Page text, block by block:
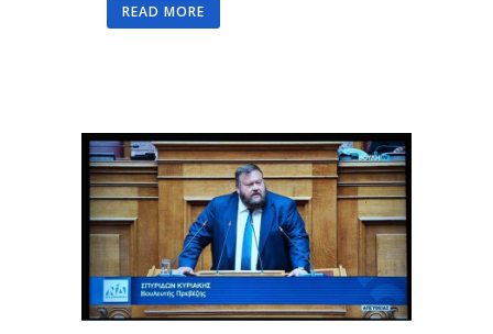
READ MORE